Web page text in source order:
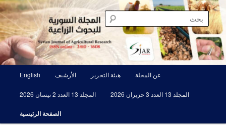
تخطي
إلى
المحتوى
الأساسيالمجلة السورية للبحوث الزراعية SJAR
مجلة علمية محكمة تصدرها الهيئة العامة للبحوث العلمية الزراعية
English الأرشيف هيئة التحرير عن المجلة
المجلد 13 العدد 2 نيسان 2026 المجلد 13 العدد 3 حزيران 2026
الصفحة الرئيسية